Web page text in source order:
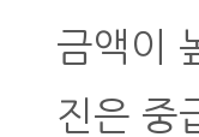
금액이
진은 중